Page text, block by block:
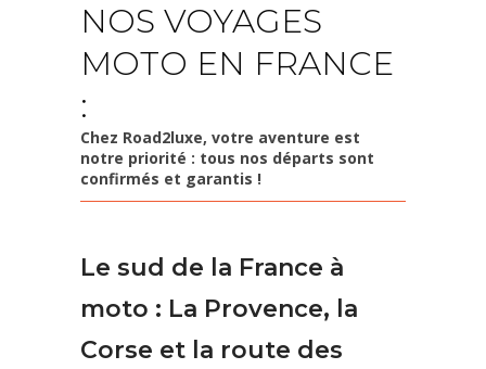
NOS VOYAGES
MOTO EN FRANCE
:
Chez Road2luxe, votre aventure est
notre priorité : tous nos départs sont
confirmés et garantis !
Le sud de la France à
moto : La Provence, la
Corse et la route des